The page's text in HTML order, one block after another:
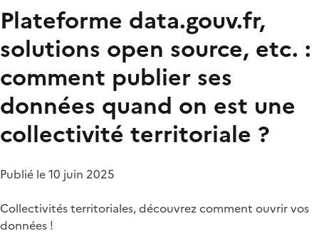
Plateforme data.gouv.fr,
solutions open source, etc. :
comment publier ses
données quand on est une
collectivité territoriale ?
Publié le 10 juin 2025
Collectivités territoriales, découvrez comment ouvrir vos
données !